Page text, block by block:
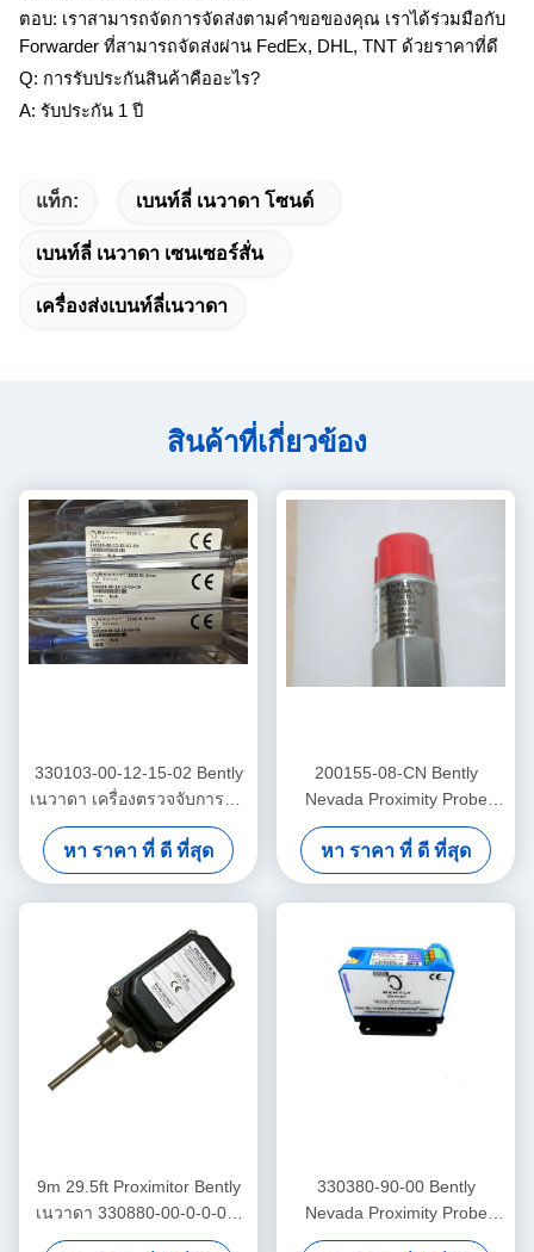
ตอบ: เราสามารถจัดการจัดส่งตามคําขอของคุณ เราได้ร่วมมือกับ
Forwarder ที่สามารถจัดส่งผ่าน FedEx, DHL, TNT ด้วยราคาที่ดี
Q: การรับประกันสินค้าคืออะไร?
A: รับประกัน 1 ปี
แท็ก: เบนท์ลี่ เนวาดา โซนด์
เบนท์ลี่ เนวาดา เซนเซอร์สั่น
เครื่องส่งเบนท์ลี่เนวาดา
สินค้าที่เกี่ยวข้อง
330103-00-12-15-02 Bently
เนวาดา เครื่องตรวจจับการสั่น
3300 Xl เครื่องตรวจจับความ
ใกล้ชิด
หา ราคา ที่ ดี ที่สุด
200155-08-CN Bently
Nevada Proximity Probe
ความถี่ต่ํา เทรนด์มาสเตอร์
โปร แอคเซเลโรเมตร
หา ราคา ที่ ดี ที่สุด
9m 29.5ft Proximitor Bently
เนวาดา 330880-00-0-0-03-
02 PROXPAC การประกอบตัว
330380-90-00 Bently
Nevada Proximity Probe
3300 XL เครื่องตรวจจับความ